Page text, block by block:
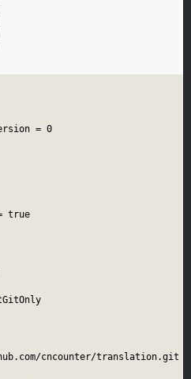
= 0
true
cncounter/translation.git